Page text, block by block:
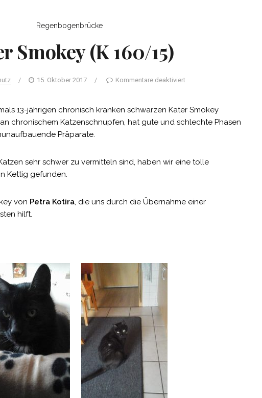
Regenbogenbrücke
Smokey (K 160/15)
/ 15. Oktober 2017 / Kommentare deaktiviert
13-jährigen chronisch kranken schwarzen Kater Smokey
chronischem Katzenschnupfen, hat gute und schlechte Phasen
Präparate.
sehr schwer zu vermitteln sind, haben wir eine tolle
Kettig gefunden.
von Petra Kotira, die uns durch die Übernahme einer
hilft.